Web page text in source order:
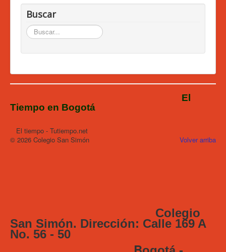
Servicios Escolares
Admisiones 2026
Actividades
Buscar
Buscar...
El
Tiempo en Bogotá
El tiempo - Tutiempo.net
Volver arriba
© 2026 Colegio San Simón
Colegio
San Simón. Dirección: Calle 169 A
No. 56 - 50